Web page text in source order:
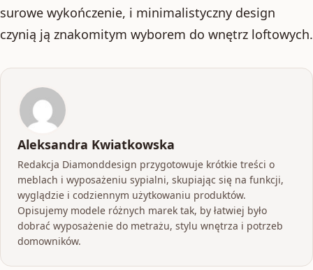
surowe wykończenie, i minimalistyczny design
czynią ją znakomitym wyborem do wnętrz loftowych.
Aleksandra Kwiatkowska
Redakcja Diamonddesign przygotowuje krótkie treści o
meblach i wyposażeniu sypialni, skupiając się na funkcji,
wyglądzie i codziennym użytkowaniu produktów.
Opisujemy modele różnych marek tak, by łatwiej było
dobrać wyposażenie do metrażu, stylu wnętrza i potrzeb
domowników.